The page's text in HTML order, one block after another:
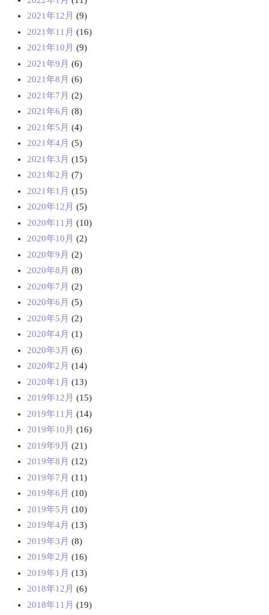
2021年12月 (9)
2021年11月 (16)
2021年10月 (9)
2021年9月 (6)
2021年8月 (6)
2021年7月 (2)
2021年6月 (8)
2021年5月 (4)
2021年4月 (5)
2021年3月 (15)
2021年2月 (7)
2021年1月 (15)
2020年12月 (5)
2020年11月 (10)
2020年10月 (2)
2020年9月 (2)
2020年8月 (8)
2020年7月 (2)
2020年6月 (5)
2020年5月 (2)
2020年4月 (1)
2020年3月 (6)
2020年2月 (14)
2020年1月 (13)
2019年12月 (15)
2019年11月 (14)
2019年10月 (16)
2019年9月 (21)
2019年8月 (12)
2019年7月 (11)
2019年6月 (10)
2019年5月 (10)
2019年4月 (13)
2019年3月 (8)
2019年2月 (16)
2019年1月 (13)
2018年12月 (6)
2018年11月 (19)